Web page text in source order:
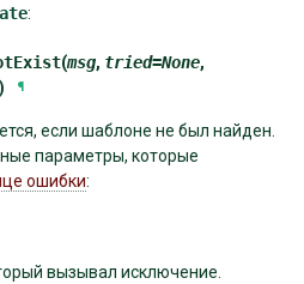
:
(msg, tried=None,
) ¶
если шаблоне не был найден.
параметры, которые
ошибки:
вызывал исключение.